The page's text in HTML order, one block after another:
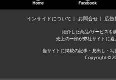
Home Facebook
インサイドについて お問合せ 広告
紹介した商品/サービスを
売上の一部が弊社サイトに還
当サイトに掲載の記事・見出し・写
Copyright ©